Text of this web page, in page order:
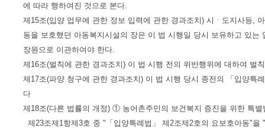
에 따라 행하여진 것으로 본다.
제15조(입양 업무에 관한 정보 입력에 관한 경과조치) 시ㆍ도지사등,
동을 보호했던 아동복지시설의 장은 이 법 시행일 당시 보유하고 있
장원으로 이관하여야 한다.
제16조(벌칙에 관한 경과조치) 이 법 시행 전의 위반행위에 대하여 벌
제17조(파양 청구에 관한 경과조치) 이 법 시행 당시 종전의 「입양특
다
제18조(다른 법률의 개정) ① 농어촌주민의 보건복지 증진을 위한 특
제23조제1항제3호 중 "「입양특례법」 제2조제2호의 요보호아동"